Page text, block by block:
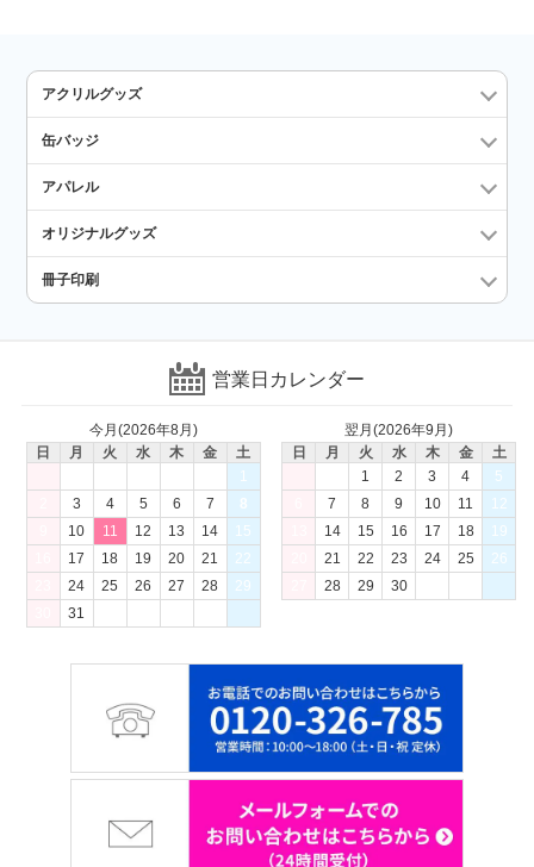
アクリルグッズ
缶バッジ
アパレル
オリジナルグッズ
冊子印刷
営業日カレンダー
今月(2026年8月)
日
月 火 水 木 金
土
1
3 4 5 6 7
8
10 11 12 13 14
15
17 18 19 20 21
22
24 25 26 27 28
29
31
翌月(2026年9月)
日
月 火 水 木 金
土
1
2 3 4
5
7 8 9 10 11
12
14 15 16 17 18
19
21 22 23 24 25
26
28 29 30